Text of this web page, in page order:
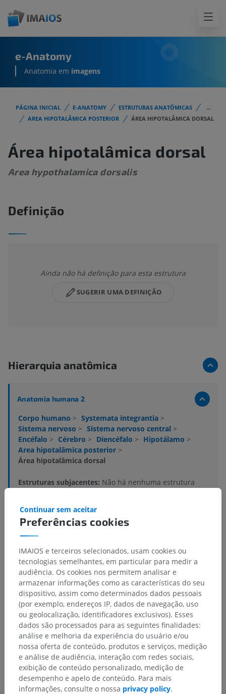
e-Anatomy
Anatomia em imagens
PÁGINA INICIAL E-ANATOMY ESTRUTURAS ANATÔMICAS
...
AREA HIPOTALÂMICA POSTERIOR
ÁREA HIPOTALÂMICA DORSAL
Área hipotalâmica dorsal
Area hypothalamica dorsalis
Definição
Ainda não há definição para esta estrutura
SUGERIR UMA DEFINIÇÃO
Hierarquia anatômica
Anatomia humana 2
Corpo humano > Systemata integrantia >
Sistema nervoso > Sistema nervoso central >
Encéfalo > Cérebro > Diencéfalo > Hipotálamo >
Area hipotalâmica posterior >
Área hipotalâmica dorsal
Estruturas subjacentes: Não há nenhuma estrutura
Anatomia humana 1
Anatomia comparativa em animais
Traduções
Encontrou um erro?
Não hesite em nos sugerir uma correção, tradução ou
melhora de conteúdo.
Preferências cookies
Continuar sem aceitar
IMAIOS e terceiros selecionados, usam cookies ou
tecnologias semelhantes, em particular para medir a
audiência. Os cookies nos permitem analisar e
armazenar informações como as características do seu
dispositivo, assim como determinados dados pessoais
(por exemplo, endereços IP, dados de navegação, uso
ou geolocalização, identificadores exclusivos). Esses
dados são processados para as seguintes finalidades:
análise e melhoria da experiência do usuário e/ou
nossa oferta de conteúdo, produtos e serviços, medição
e análise de audiência, interação com redes sociais,
exibição de conteúdo personalizado, medição de
desempenho e apelo de conteúdo. Para mais
informações, consulte o nossa privacy policy.